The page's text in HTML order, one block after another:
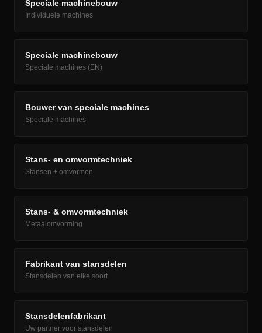
Speciale machinebouw
Individuele machines
Speciale machinebouw
Speciale machines (EN)
Bouwer van speciale machines
Speciale machines
Stans- en omvormtechniek
Stansen + omvormen
Stans- & omvormtechniek
Metaalomvorming
Fabrikant van stansdelen
Stansdelen van elke soort
Stansdelenfabrikant
Uw partner voor stansdelen